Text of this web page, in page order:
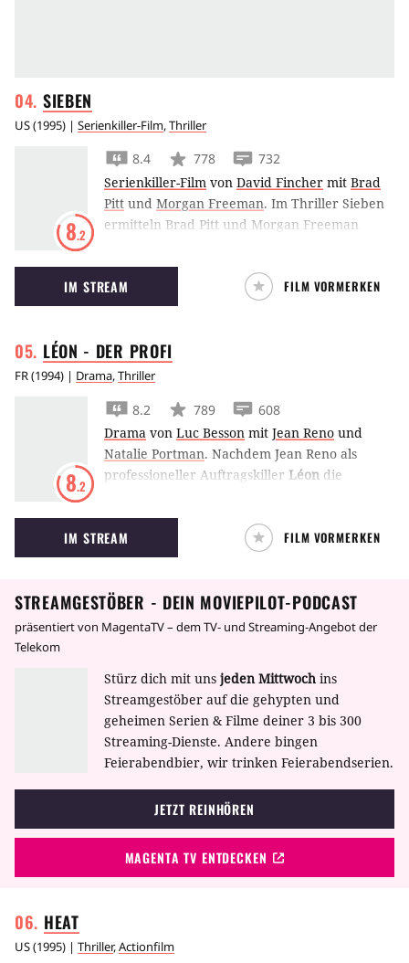
SIEBEN
US(1995) | Serienkiller-Film,Thriller
8.2
8.4 778
732
Serienkiller-Film von David Fincher mit Brad
Pitt und Morgan Freeman. Im Thriller Sieben
ermitteln Brad Pitt und Morgan Freeman
seine Opfer auf bestialische Weise für ihre
Vergehen gegen die Sieben Todsünden
bestraft.
IM STREAM FILM VORMERKEN
LÉON - DER PROFI
FR(1994) | Drama,Thriller
8.2
8.2 789
608
Drama von Luc Besson mit Jean Reno und
Natalie Portman. Nachdem Jean Reno als
professioneller Auftragskiller Léon die
rettet, will sie bei ihm in die Lehre gehen.
Natalie Portman feierte als Mathilda ihren
Schauspiel-Durchbruch.
IM STREAM FILM VORMERKEN
STREAMGESTÖBER - DEIN MOVIEPILOT-PODCAST
präsentiert von MagentaTV – dem TV- und Streaming-Angebot der
Telekom
Stürz dich mit uns jeden Mittwoch ins
Streamgestöber auf die gehypten und
geheimen Serien & Filme deiner 3 bis 300
Streaming-Dienste. Andere bingen
Feierabendbier, wir trinken Feierabendserien.
JETZT REINHÖREN
MAGENTA TV ENTDECKEN
HEAT
US(1995) | Thriller,Actionfilm